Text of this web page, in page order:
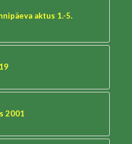
aktus 1.-5.
2001